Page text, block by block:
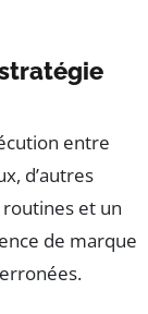
entre
d’autres
et un
de marque